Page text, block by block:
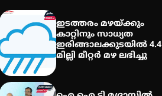
ഇടത്തരം മഴയ്ക്കും
കാറ്റിനും സാധ്യത
ഇരിങ്ങാലക്കുടയിൽ 4.4
മില്ലി മീറ്റർ മഴ ലഭിച്ചു